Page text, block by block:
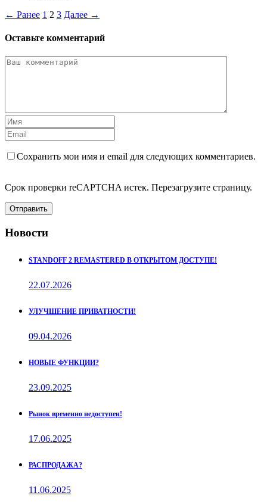
← Ранее 1 2 3 Далее →
Оставьте комментарий
Сохранить мои имя и email для следующих комментариев.
Срок проверки reCAPTCHA истек. Перезагрузите страницу.
Отправить
Новости
STANDOFF 2 REMASTERED В ОТКРЫТОМ ДОСТУПЕ!
22.07.2026
УЛУЧШЕНИЕ ПРИВАТНОСТИ!
09.04.2026
НОВЫЕ ФУНКЦИИ?
23.09.2025
Рынок временно недоступен!
17.06.2025
РАСПРОДАЖА?
11.06.2025